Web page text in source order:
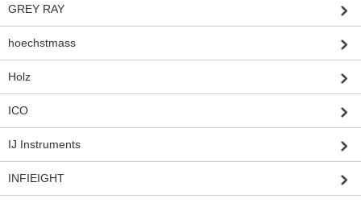
GREY RAY
hoechstmass
Holz
ICO
IJ Instruments
INFIEIGHT